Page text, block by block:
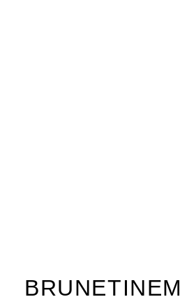
BRUNETINEM